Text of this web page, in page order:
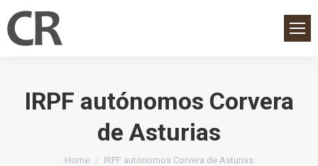
IRPF autónomos Corvera
de Asturias
You are here:
Home IRPF autónomos Corvera de Asturias